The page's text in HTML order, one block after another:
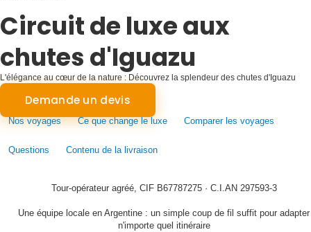
Circuit de luxe aux
chutes d'Iguazu
L'élégance au cœur de la nature : Découvrez la splendeur des chutes d'Iguazu
avec Luxury Tours
Demande un devis
Nos voyages Ce que change le luxe Comparer les voyages
Questions Contenu de la livraison
Tour-opérateur agréé, CIF B67787275 · C.I.AN 297593-3
Une équipe locale en Argentine : un simple coup de fil suffit pour adapter
n'importe quel itinéraire